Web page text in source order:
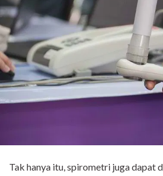
Tak hanya itu, spirometri juga dapat